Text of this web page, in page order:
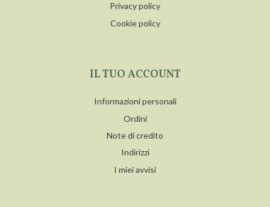
Privacy policy
Cookie policy
IL TUO ACCOUNT
Informazioni personali
Ordini
Note di credito
Indirizzi
I miei avvisi